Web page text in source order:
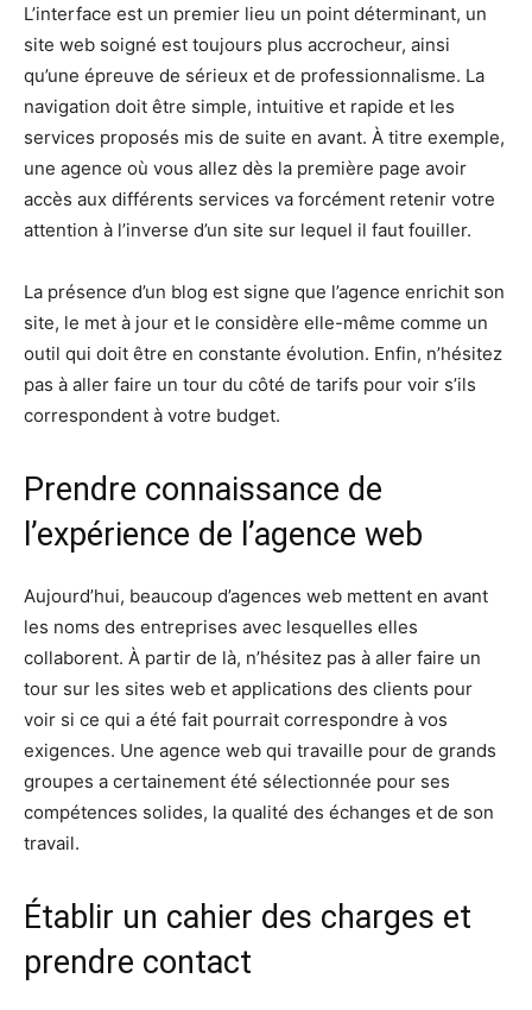
L’interface est un premier lieu un point déterminant, un
site web soigné est toujours plus accrocheur, ainsi
qu’une épreuve de sérieux et de professionnalisme. La
navigation doit être simple, intuitive et rapide et les
services proposés mis de suite en avant. À titre exemple,
une agence où vous allez dès la première page avoir
accès aux différents services va forcément retenir votre
attention à l’inverse d’un site sur lequel il faut fouiller.
La présence d’un blog est signe que l’agence enrichit son
site, le met à jour et le considère elle-même comme un
outil qui doit être en constante évolution. Enfin, n’hésitez
pas à aller faire un tour du côté de tarifs pour voir s’ils
correspondent à votre budget.
Prendre connaissance de
l’expérience de l’agence web
Aujourd’hui, beaucoup d’agences web mettent en avant
les noms des entreprises avec lesquelles elles
collaborent. À partir de là, n’hésitez pas à aller faire un
tour sur les sites web et applications des clients pour
voir si ce qui a été fait pourrait correspondre à vos
exigences. Une agence web qui travaille pour de grands
groupes a certainement été sélectionnée pour ses
compétences solides, la qualité des échanges et de son
travail.
Établir un cahier des charges et
prendre contact